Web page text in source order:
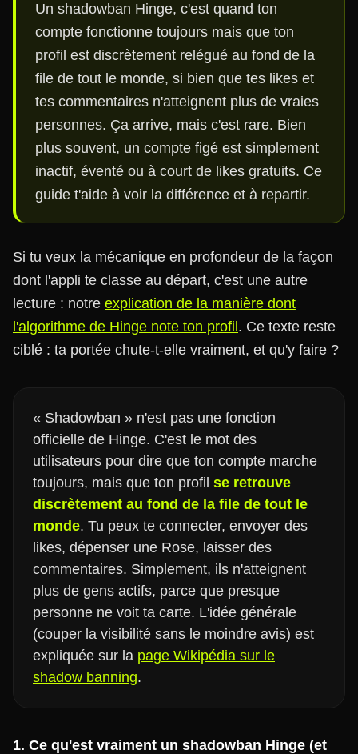
Un shadowban Hinge, c'est quand ton
compte fonctionne toujours mais que ton
profil est discrètement relégué au fond de la
file de tout le monde, si bien que tes likes et
tes commentaires n'atteignent plus de vraies
personnes. Ça arrive, mais c'est rare. Bien
plus souvent, un compte figé est simplement
inactif, éventé ou à court de likes gratuits. Ce
guide t'aide à voir la différence et à repartir.
Si tu veux la mécanique en profondeur de la façon
dont l'appli te classe au départ, c'est une autre
lecture : notre explication de la manière dont
l'algorithme de Hinge note ton profil . Ce texte reste
ciblé : ta portée chute-t-elle vraiment, et qu'y faire ?
« Shadowban » n'est pas une fonction
officielle de Hinge. C'est le mot des
utilisateurs pour dire que ton compte marche
toujours, mais que ton profil se retrouve
discrètement au fond de la file de tout le
monde. Tu peux te connecter, envoyer des
likes, dépenser une Rose, laisser des
commentaires. Simplement, ils n'atteignent
plus de gens actifs, parce que presque
personne ne voit ta carte. L'idée générale
(couper la visibilité sans le moindre avis) est
expliquée sur la page Wikipédia sur le
shadow banning.
1. Ce qu'est vraiment un shadowban Hinge (et